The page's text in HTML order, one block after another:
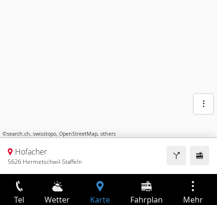
©search.ch, swisstopo, OpenStreetMap, others
Hofacher
5626 Hermetschwil-Staffeln
Tel Wetter Karte Fahrplan Mehr